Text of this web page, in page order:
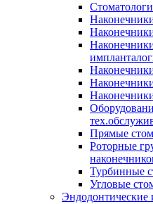
Прямые
Роторные
Турбинные
Угловые
Эндодонтические